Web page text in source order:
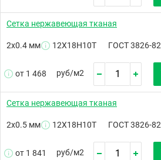
Сетка нержавеющая тканая
2х0.4 мм 12Х18Н10Т ГОСТ 3826-82
от 1 468 руб/м2
Сетка нержавеющая тканая
2х0.5 мм 12Х18Н10Т ГОСТ 3826-82
от 1 841 руб/м2